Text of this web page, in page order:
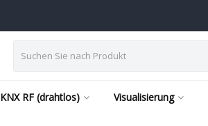
KNX RF (drahtlos) Visualisierung